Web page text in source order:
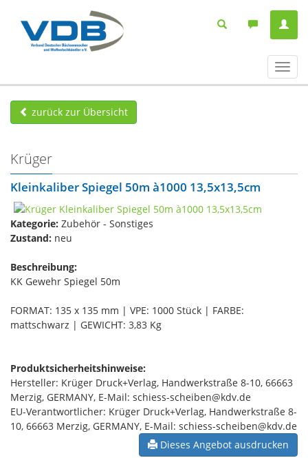
ein-/
zurück zur Übersicht
Krüger
Kleinkaliber Spiegel 50m à1000 13,5x13,5cm
Kategorie: Zubehör - Sonstiges
Zustand: neu
Beschreibung:
KK Gewehr Spiegel 50m
FORMAT: 135 x 135 mm | VPE: 1000 Stück | FARBE:
mattschwarz | GEWICHT: 3,83 Kg
Produktsicherheitshinweise:
Hersteller: Krüger Druck+Verlag, Handwerkstraße 8-10, 66663
Merzig, GERMANY, E-Mail: schiess-scheiben@kdv.de
EU-Verantwortlicher: Krüger Druck+Verlag, Handwerkstraße 8-
10, 66663 Merzig, GERMANY, E-Mail: schiess-scheiben@kdv.de
Dieses Angebot ausdrucken